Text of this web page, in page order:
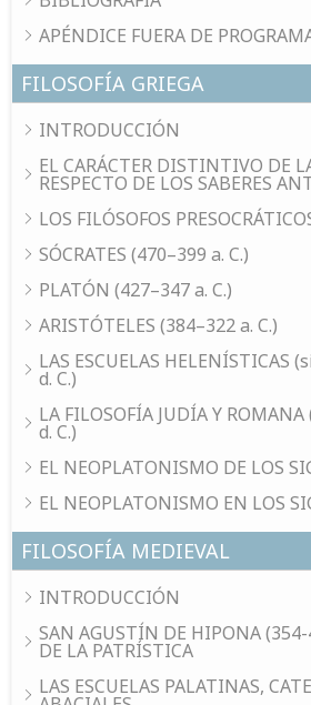
APÉNDICE FUERA DE
FILOSOFÍA GRIEGA
INTRODUCCIÓN
EL CARÁCTER DISTINTIVO DE
RESPECTO DE LOS SABERES
LOS FILÓSOFOS
SÓCRATES (470–399 a. C.)
PLATÓN (427–347 a. C.)
ARISTÓTELES (384–322 a. C.)
LAS ESCUELAS HELENÍSTICAS
d. C.)
LA FILOSOFÍA JUDÍA Y
d. C.)
EL NEOPLATONISMO DE LOS
EL NEOPLATONISMO EN LOS
FILOSOFÍA MEDIEVAL
INTRODUCCIÓN
SAN AGUSTÍN DE HIPONA
DE LA PATRÍSTICA
LAS ESCUELAS PALATINAS,